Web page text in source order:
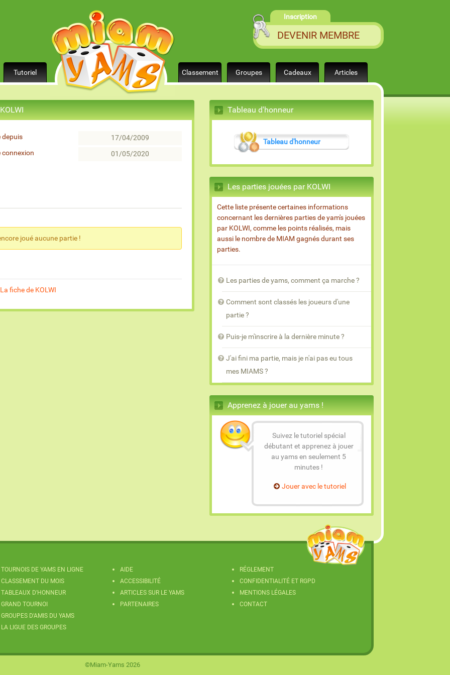
Inscription
DEVENIR MEMBRE
Tutoriel Classement Groupes Cadeaux Articles
depuis
17/04/2009
connexion
01/05/2020
joué aucune partie !
La fiche de KOLWI
Tableau d'honneur
Tableau d'honneur
Les parties jouées par KOLWI
Cette liste présente certaines informations
concernant les dernières parties de yam's jouées
par KOLWI, comme les points réalisés, mais
aussi le nombre de MIAM gagnés durant ses
parties.
Les parties de yams, comment ça marche ?
Comment sont classés les joueurs d'une
partie ?
Puis-je m'inscrire à la dernière minute ?
J'ai fini ma partie, mais je n'ai pas eu tous
mes MIAMS ?
Apprenez à jouer au yams !
Suivez le tutoriel spécial
débutant et apprenez à jouer
au yams en seulement 5
minutes !
Jouer avec le tutoriel
TOURNOIS DE YAMS EN LIGNE
CLASSEMENT DU MOIS
TABLEAUX D'HONNEUR
GRAND TOURNOI
GROUPES D'AMIS DU YAMS
LA LIGUE DES GROUPES
AIDE
ACCESSIBILITÉ
ARTICLES SUR LE YAMS
PARTENAIRES
RÉGLEMENT
CONFIDENTIALITÉ ET RGPD
MENTIONS LÉGALES
CONTACT
©Miam-Yams 2026